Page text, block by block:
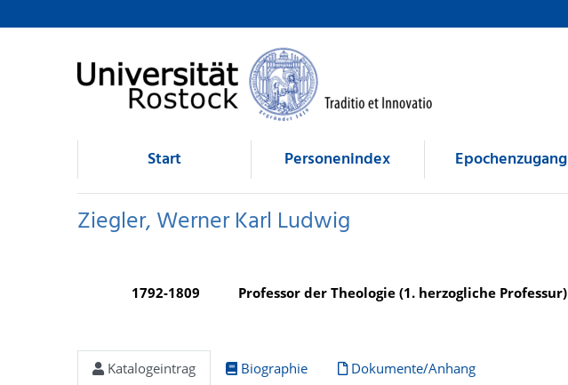
Ziegler, Werner Karl Ludwig
direkt zum Inhalt
Start Personenindex Epochenzugang
Ziegler, Werner Karl Ludwig
1792-1809 Professor der Theologie (1. herzogliche Professur)
Katalogeintrag Biographie Dokumente/Anhang